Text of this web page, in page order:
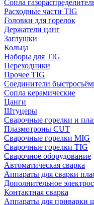
Сопла
Расходные части TIG
Головки для горелок
Держатели цанг
Заглушки
Кольца
Наборы для TIG
Переходники
Прочее TIG
Соединители
Сопла керамические
Цанги
Штуцеры
Сварочные горелки и
Плазмотроны CUT
Сварочные горелки MIG
Сварочные горелки TIG
Сварочное оборудование
Автоматическая сварка
Аппараты для сварки
Дополнительное
Контактная сварка
Аппараты для приварки